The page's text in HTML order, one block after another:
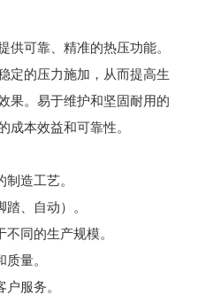
可靠、精准的热压功能。
定的压力施加，从而提高生
果。易于维护和坚固耐用的
成本效益和可靠性。
造工艺。
、自动）。
同的生产规模。
量。
服务。